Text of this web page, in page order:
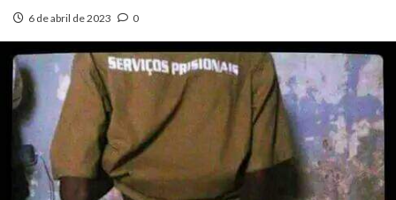
6 de abril de 2023 0